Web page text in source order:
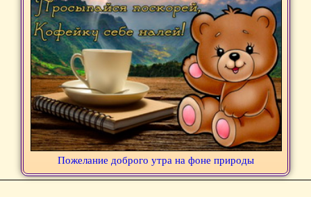
Пожелание доброго утра на фоне природы